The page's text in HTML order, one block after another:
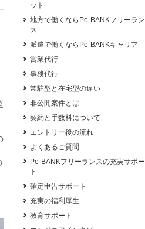
ット
地方で働くならPe-BANKフリーラン
ス
派遣で働くならPe-BANKキャリア
営業代行
事務代行
常駐型と在宅型の違い
非公開案件とは
契約と手数料について
エントリー後の流れ
よくあるご質問
Pe-BANKフリーランスの充実サポー
ト
確定申告サポート
充実の福利厚生
教育サポート